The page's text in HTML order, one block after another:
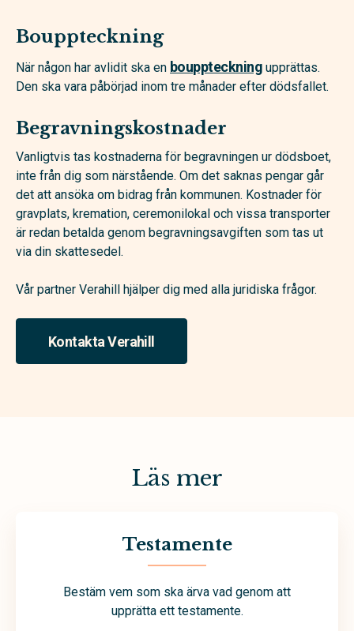
Bouppteckning
När någon har avlidit ska en boupp­teckningupprättas.
Den ska vara påbörjad inom tre månader efter dödsfallet.
Begravningskostnader
Vanligtvis tas kostnaderna för begravningen ur dödsboet,
inte från dig som närstående. Om det saknas pengar går
det att ansöka om bidrag från kommunen. Kostnader för
gravplats, kremation, ceremonilokal och vissa transporter
är redan betalda genom begravningsavgiften som tas ut
via din skattesedel.
Vår partner Verahill hjälper dig med alla juridiska frågor.
Kontakta Verahill
Läs mer
Testamente
Bestäm vem som ska ärva vad genom att
upprätta ett testamente.